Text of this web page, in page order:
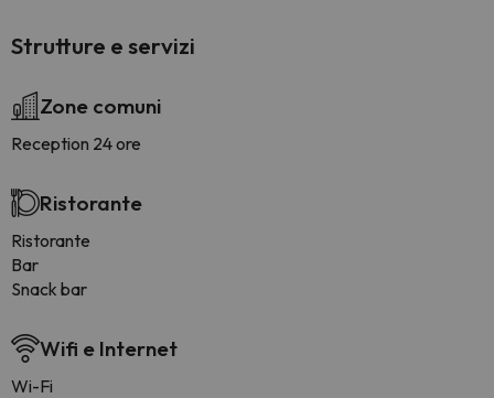
Strutture e servizi
Zone comuni
Reception 24 ore
Ristorante
Ristorante
Bar
Snack bar
Wifi e Internet
Wi-Fi